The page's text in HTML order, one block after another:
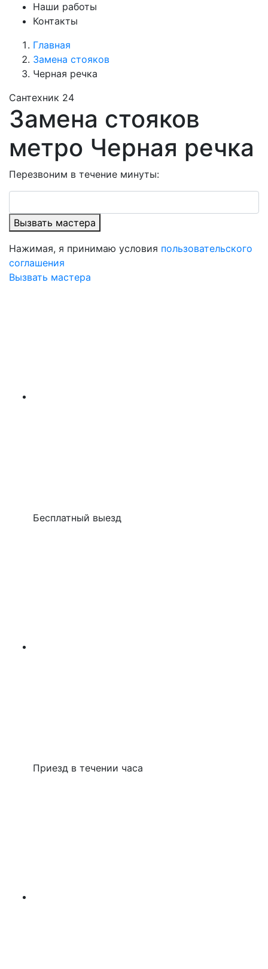
Наши работы
Контакты
Главная
Замена стояков
Черная речка
Сантехник 24
Замена стояков
метро Черная речка
Перезвоним в течение минуты:
Вызвать мастера
Нажимая, я принимаю условия пользовательского
соглашения
Вызвать мастера
Бесплатный выезд
Приезд в течении часа